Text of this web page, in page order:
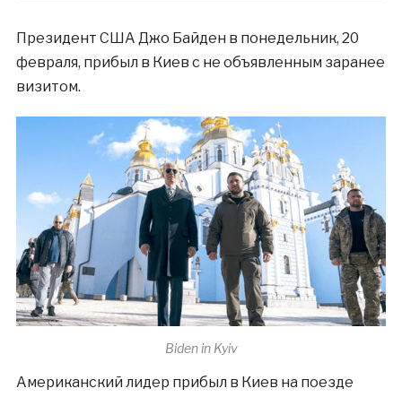
Президент США Джо Байден в понедельник, 20
февраля, прибыл в Киев с не объявленным заранее
визитом.
Biden in Kyiv
Американский лидер прибыл в Киев на поезде